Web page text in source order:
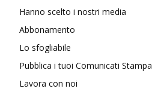
Hanno scelto i nostri media
Abbonamento
Lo sfogliabile
Pubblica i tuoi Comunicati Stampa
Lavora con noi